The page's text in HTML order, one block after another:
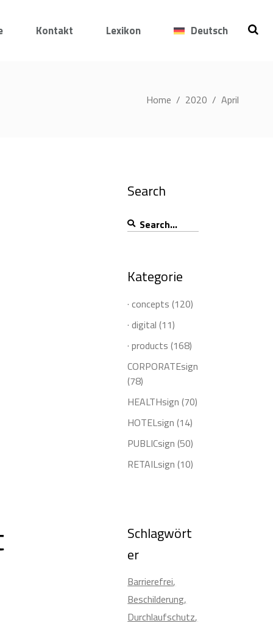
Kontakt Lexikon Deutsch
Home / 2020 /April
Search
Search
for:
Kategorie
· concepts (120)
· digital (11)
· products (168)
CORPORATEsign
(78)
HEALTHsign (70)
HOTELsign (14)
PUBLICsign (50)
RETAILsign (10)
Schlagwört
er
Barrierefrei
Beschilderung
Durchlaufschutz